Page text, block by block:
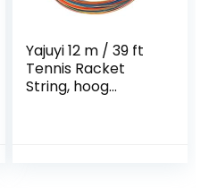
Yajuyi 12 m / 39 ft
Tennis Racket
String, hoog